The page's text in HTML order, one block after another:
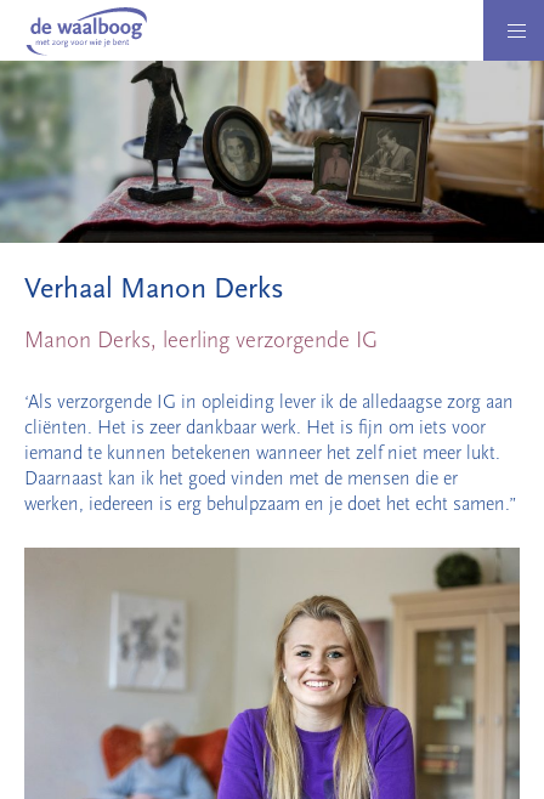
Verhaal Manon Derks
Manon Derks, leerling verzorgende IG
‘Als verzorgende IG in opleiding lever ik de alledaagse zorg aan
cliënten. Het is zeer dankbaar werk. Het is fijn om iets voor
iemand te kunnen betekenen wanneer het zelf niet meer lukt.
Daarnaast kan ik het goed vinden met de mensen die er
werken, iedereen is erg behulpzaam en je doet het echt samen.”